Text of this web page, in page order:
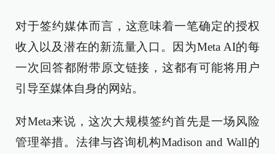
对于签约媒体而言，这意味着一笔确定的授权
收入以及潜在的新流量入口。因为Meta AI的每
一次回答都附带原文链接，这都有可能将用户
引导至媒体自身的网站。
对Meta来说，这次大规模签约首先是一场风险
管理举措。法律与咨询机构Madison and Wall的